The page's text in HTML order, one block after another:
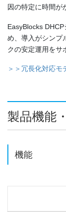
因の特定に時間が
EasyBlocks
め、導入がシンプ
クの安定運用をサ
＞＞冗長化対応モ
製品機能
機能